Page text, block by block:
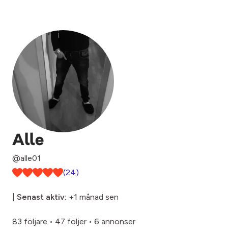
Alle
@alle01
(24)
Senast aktiv: +1 månad sen
83 följare • 47 följer • 6 annonser